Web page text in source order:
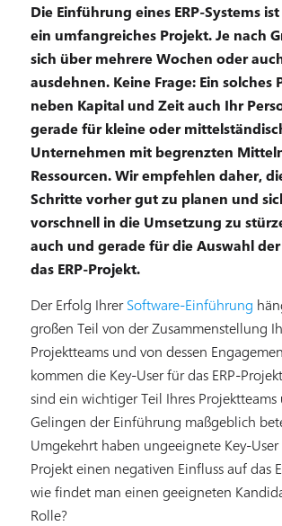
Die Einführung eines ERP-Systems
ein umfangreiches Projekt. Je nach
sich über mehrere Wochen oder
ausdehnen. Keine Frage: Ein
neben Kapital und Zeit auch Ihr
gerade für kleine oder
Unternehmen mit begrenzten
Ressourcen. Wir empfehlen daher,
Schritte vorher gut zu planen und
vorschnell in die Umsetzung zu
auch und gerade für die Auswahl
das ERP-Projekt.
Der Erfolg IhrerSoftware-Einführung
großen Teil von der Zusammenstellung
Projektteams und von dessen
kommen die Key-User für das ERP-
sind ein wichtiger Teil Ihres Projektteams
Gelingen der Einführung maßgeblich
Umgekehrt haben ungeeignete Key-User
Projekt einen negativen Einfluss auf das
wie findet man einen geeigneten
Rolle?